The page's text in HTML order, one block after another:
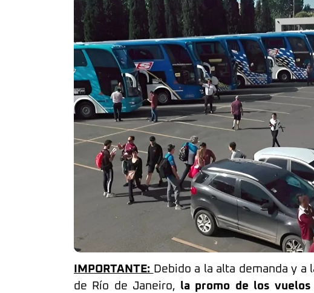
IMPORTANTE: Debido a la alta demanda y
de Río de Janeiro, la promo de los